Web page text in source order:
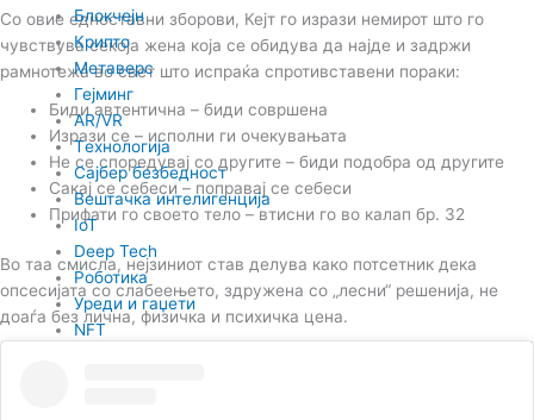
Блокчејн
Крипто
Метаверс
Гејминг
AR/VR
Tехнологија
Сајбер безбедност
Вештачка интелигенција
IoT
Deep Tech
Роботика
Уреди и гаџети
NFT
Со овие едноставни зборови, Кејт го изрази немирот што го
чувствува секоја жена која се обидува да најде и задржи
рамнотежа во свет што испраќа спротивставени пораки:
Биди автентична – биди совршена
Изрази се – исполни ги очекувањата
Не се споредувај со другите – биди подобра од другите
Сакај се себеси – поправај се себеси
Прифати го своето тело – втисни го во калап бр. 32
Во таа смисла, нејзиниот став делува како потсетник дека
опсесијата со слабеењето, здружена со „лесни“ решенија, не
доаѓа без лична, физичка и психичка цена.